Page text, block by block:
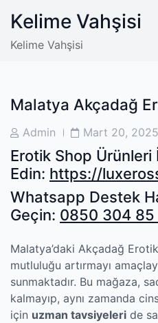
content
Kelime Vahşisi
Kelime Vahşisi
Malatya Akçadağ
PostAdmin
PostMart 20, 2025
Erotik Shop
Edin: https://
Whatsapp Destek
Geçin: 0850 304 85
Malatya’daki Akçadağ
mutluluğu artırmayı
sunmaktadır. Bu mağaza,
kalmayıp, aynı zamanda
için uzman tavsiyeleri de